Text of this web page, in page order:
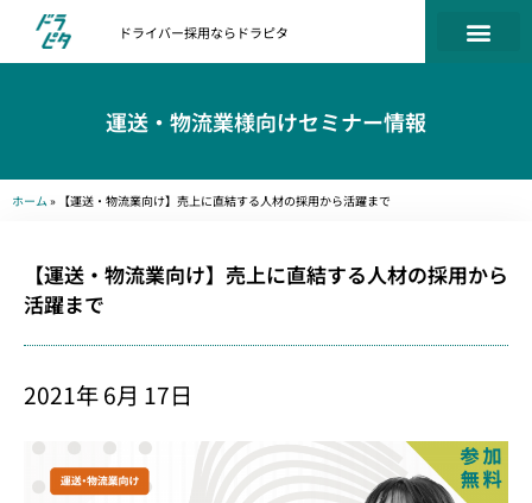
ドライバー採用ならドラピタ
運送・物流業様向けセミナー情報
ホーム » 【運送・物流業向け】売上に直結する人材の採用から活躍まで
【運送・物流業向け】売上に直結する人材の採用から
活躍まで
2021年 6月 17日